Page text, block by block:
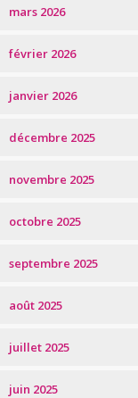
mars 2026
février 2026
janvier 2026
décembre 2025
novembre 2025
octobre 2025
septembre 2025
août 2025
juillet 2025
juin 2025